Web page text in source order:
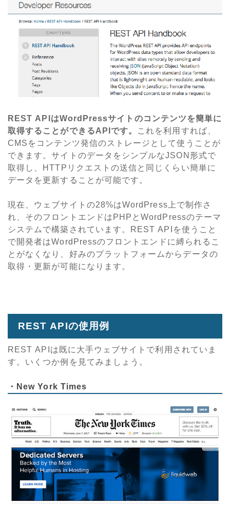
REST APIはWordPressサイトのコンテンツを簡単に
取得することができるAPIです。
これを利用すれば、
CMSをコンテンツ発信のストレージとして使うことが
できます。サイトのデータをシンプルなJSON形式で
取得し、HTTPリクエストの送信と同じくらい簡単に
データを更新することが可能です。
現在、ウェブサイトの28%はWordPress上で制作さ
れ、そのフロントエンドはPHPとWordPressのテーマ
システムで構築されています。REST APIを使うこと
で開発者はWordPressのフロントエンドに縛られるこ
とがなくなり、好みのプラットフォームからデータの
取得・更新が可能になります。
REST APIの使用例
REST APIは既に大手ウェブサイトで利用されていま
す。いくつか例を見てみましょう。
・ New York Times